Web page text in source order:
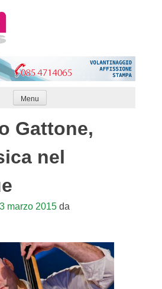
Menu
Gattone,
nel
3 marzo 2015da